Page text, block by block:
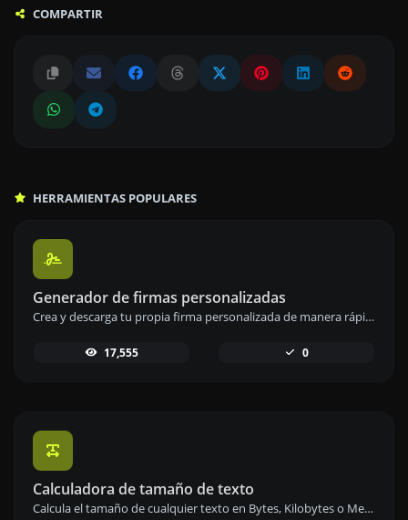
COMPARTIR
HERRAMIENTAS POPULARES
Generador de firmas personalizadas
Crea y descarga tu propia firma personalizada de manera rápida y sencilla con nuestro generador de firmas.
17,555 0
Calculadora de tamaño de texto
Calcula el tamaño de cualquier texto en Bytes, Kilobytes o Megabytes de manera precisa y rápida.